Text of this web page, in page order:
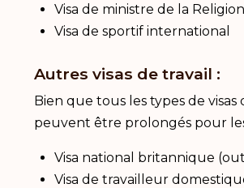
Visa de ministre de la
Visa de sportif international
Autres visas de travail :
Bien que tous les types de
peuvent être prolongés pour
Visa national britannique
Visa de travailleur